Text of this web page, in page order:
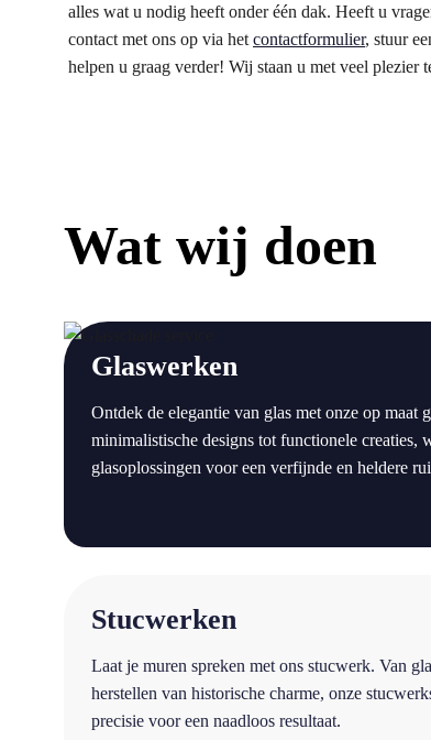
alles wat u nodig heeft onder één dak. Heeft u
contact met ons op via het contactformulier, stuur
helpen u graag verder! Wij staan u met veel plezier
Wat wij doen
Glaswerken
Ontdek de elegantie van glas met onze op maat
minimalistische designs tot functionele creaties,
glasoplossingen voor een verfijnde en heldere
a
Stucwerken
Laat je muren spreken met ons stucwerk. Van
herstellen van historische charme, onze
precisie voor een naadloos resultaat.